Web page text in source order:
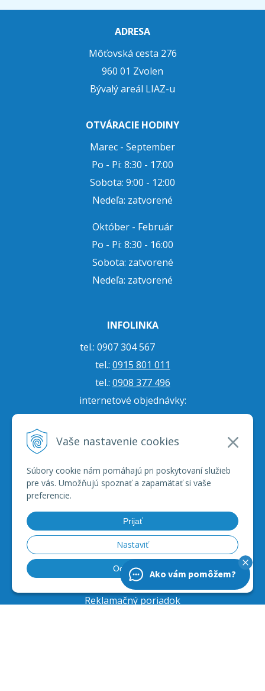
Vaše nastavenie cookies
Súbory cookie nám pomáhajú pri poskytovaní služieb
pre vás. Umožňujú spoznať a zapamätať si vaše
preferencie.
Prijať
Nastaviť
Odmietnuť
ADRESA
Môťovská cesta 276
960 01 Zvolen
Bývalý areál LIAZ-u
OTVÁRACIE HODINY
Marec - September
Po - Pi: 8:30 - 17:00
Sobota: 9:00 - 12:00
Nedeľa: zatvorené
Október - Február
Po - Pi: 8:30 - 16:00
Sobota: zatvorené
Nedeľa: zatvorené
INFOLINKA
tel.: 0907 304 567
tel.: 0915 801 011
tel.: 0908 377 496
internetové objednávky:
tel.:045 5479 767
e-mail:jjmoto@jjmoto.sk
e-mail:eshop@jjmoto.sk
VŠETKO O NÁKUPE
Obchodné podmienky
Ochrana osobných údajov
Prepravné podmienky
Reklamačný poriadok
Ako vám pomôžem?